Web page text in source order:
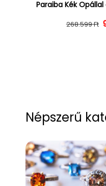
Paraiba Kék
268.599 Ft
Népszerű